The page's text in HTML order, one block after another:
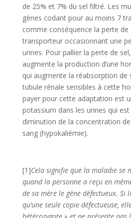
de 25% et 7% du sel filtré. Les
gènes codant pour au moins 7
comme conséquence la perte
transporteur occasionnant une
urines. Pour pallier la perte de
augmente la production d’une
qui augmente la réabsorption de
tubule rénale sensibles à cette
payer pour cette adaptation est
potassium dans les urines qui est
diminution de la concentration
sang (hypokaliémie).
[1]Cela signifie que la maladie se
quand la personne a reçu en
de sa mère le gène défectueux. Si
qu’une seule copie défectueuse,